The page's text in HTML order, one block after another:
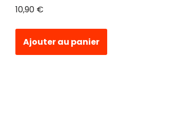
10,90 €
Ajouter au panier